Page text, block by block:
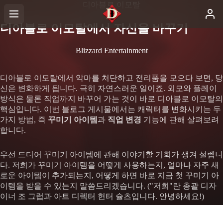
디아블로 이모탈
디아블로 이모탈에서 자신을 바꾸기
Blizzard Entertainment
디아블로 이모탈에서 악마를 처단하고 전리품을 모으다 보면, 당
신은 변화하게 됩니다. 극히 자연스러운 일이죠. 외모와 플레이
방식은 물론 직업까지 바꾸어 가는 것이 바로 디아블로 이모탈의
핵심입니다. 이번 블로그 게시물에서는 캐릭터를 변화시키는 두
가지 방법, 즉 꾸미기 아이템 과 직업 변경 기능에 관해 살펴보려
합니다.
우선 드디어 꾸미기 아이템에 관해 이야기할 기회가 생겨 설렙니
다. 저희가 꾸미기 아이템을 어떻게 사용하는지, 얼마나 자주 새
로운 아이템이 추가되는지, 어떻게 하면 바로 지금 첫 꾸미기 아
이템을 받을 수 있는지 말씀드리겠습니다. ("저희"란 총괄 디자
이너 조 그럽과 아트 디렉터 헌터 슐츠입니다. 안녕하세요!)